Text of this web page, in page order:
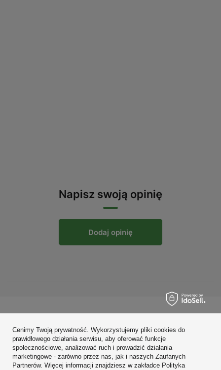
Napisz swoją opinię
Dodaj opinię
Konto
Regulaminy
Cenimy Twoją prywatność. Wykorzystujemy pliki cookies do
prawidłowego działania serwisu, aby oferować funkcje
społecznościowe, analizować ruch i prowadzić działania
marketingowe - zarówno przez nas, jak i naszych Zaufanych
Partnerów. Więcej informacji znajdziesz w zakładce Polityka